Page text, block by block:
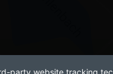
party website tracking